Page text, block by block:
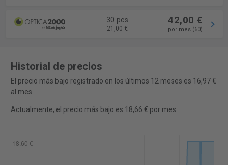
30 pcs
21,00 €
42,00 €
por mes (60)
Historial de precios
El precio más bajo registrado en los últimos 12 meses es 16,97 €
al mes.
Actualmente, el precio más bajo es 18,66 € por mes.